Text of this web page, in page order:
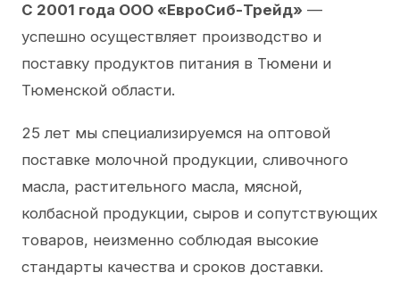
С 2001 года ООО «ЕвроСиб-Трейд» —
успешно осуществляет производство и
поставку продуктов питания в Тюмени и
Тюменской области.
25 лет мы специализируемся на оптовой
поставке молочной продукции, сливочного
масла, растительного масла, мясной,
колбасной продукции, сыров и сопутствующих
товаров, неизменно соблюдая высокие
стандарты качества и сроков доставки.